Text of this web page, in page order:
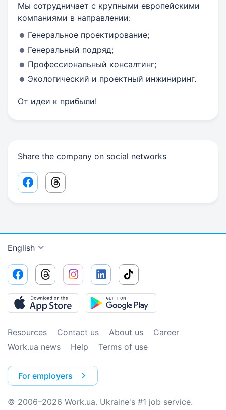
Мы сотрудничает с крупными европейскими
компаниями в направлении:
Генеральное проектирование;
Генеральный подряд;
Профессиональный консалтинг;
Экологический и проектный инжиниринг.
От идеи к прибыли!
Share the company on social networks
Facebook share link
Threads share link
English
Resources Contact us About us
Сareer
Work.ua news
Help Terms of use
For employers
© 2006–2026 Work.ua. Ukraine's #1 job service.